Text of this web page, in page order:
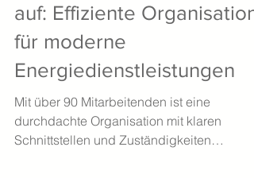
meierelektro stellt sich neu
auf: Effiziente Organisation
für moderne
Energiedienstleistungen
Mit über 90 Mitarbeitenden ist eine
durchdachte Organisation mit klaren